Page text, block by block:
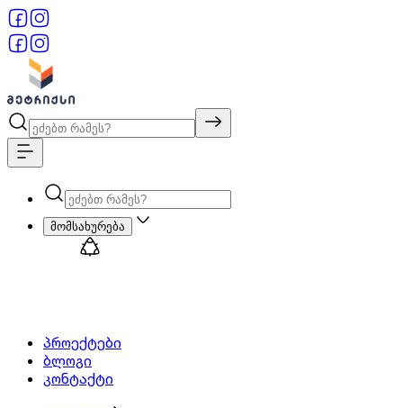
მომსახურება
პროექტები
ბლოგი
კონტაქტი